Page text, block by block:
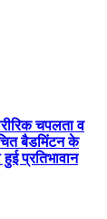
चपलता व
बैडमिंटन के
प्रतिभावान